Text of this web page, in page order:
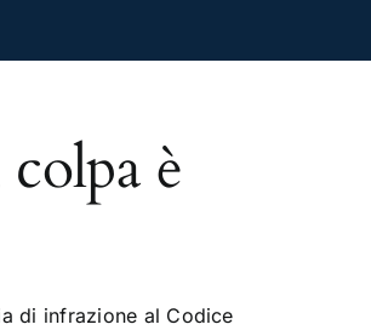
è
di infrazione al Codice